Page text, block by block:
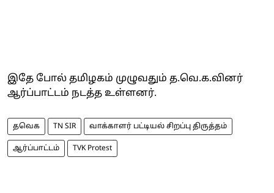
இதே போல் தமிழகம் முழுவதும் த.வெ.க.வினர்
ஆர்ப்பாட்டம் நடத்த உள்ளனர்.
தவெக TN SIR வாக்காளர் பட்டியல் சிறப்பு திருத்தம்
ஆர்ப்பாட்டம் TVK Protest